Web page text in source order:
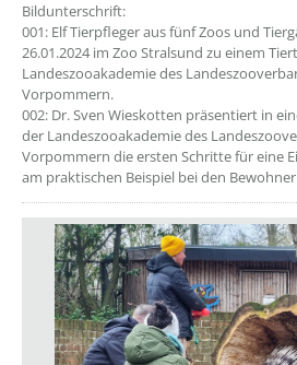
Bildunterschrift:
001: Elf Tierpfleger aus fünf Zoos und
26.01.2024 im Zoo Stralsund zu einem
Landeszooakademie des
Vorpommern.
002: Dr. Sven Wieskotten präsentiert in
der Landeszooakademie des
Vorpommern die ersten Schritte für eine
am praktischen Beispiel bei den